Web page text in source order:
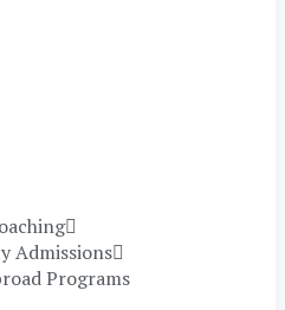
Admissions
Programs